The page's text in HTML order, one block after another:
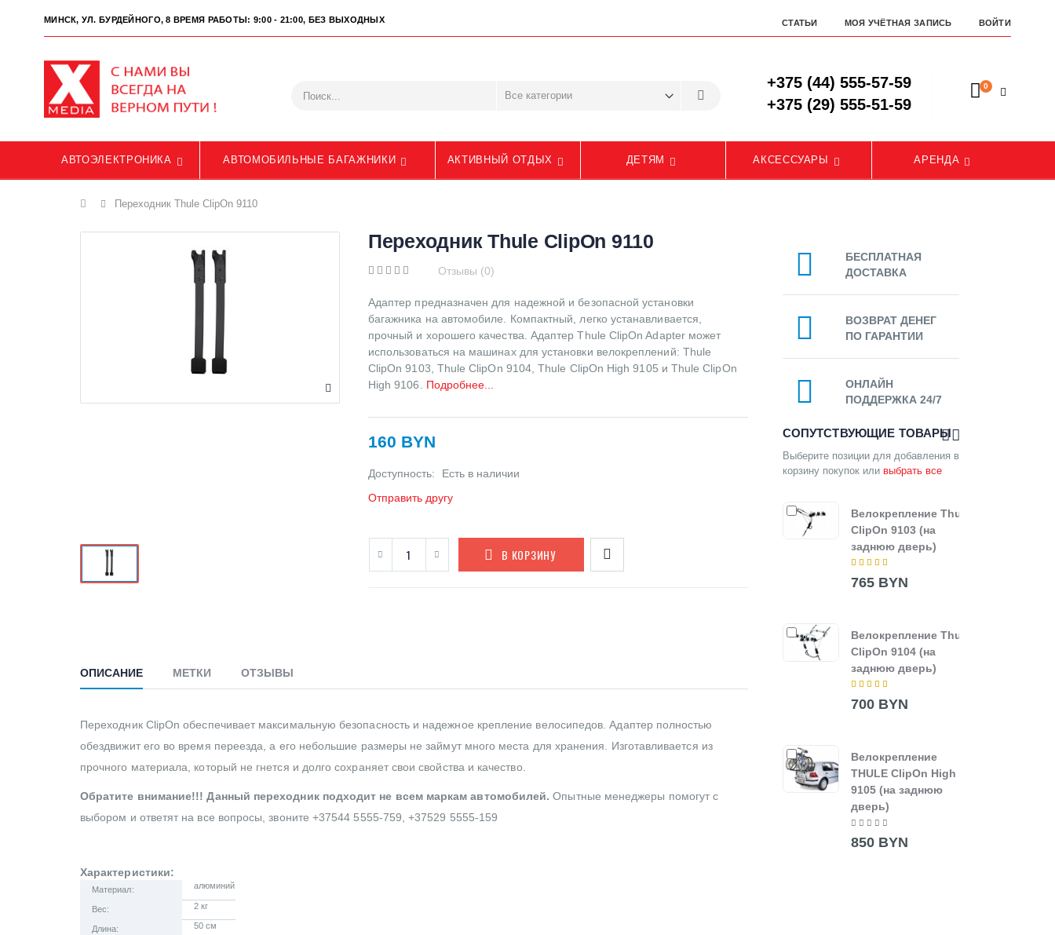
МИНСК, УЛ. БУРДЕЙНОГО, 8 ВРЕМЯ РАБОТЫ: 9:00 - 21:00, БЕЗ ВЫХОДНЫХ СТАТЬИ МОЯ УЧЁТНАЯ ЗАПИСЬ ВОЙТИ
+375 (44) 555-57-59
+375 (29) 555-51-59
0
АВТОЭЛЕКТРОНИКА АВТОМОБИЛЬНЫЕ БАГАЖНИКИ АКТИВНЫЙ ОТДЫХ ДЕТЯМ АКСЕССУАРЫ АРЕНДА
Главная
Переходник Thule ClipOn 9110
Переходник Thule ClipOn 9110
Отзывы (0)
Адаптер предназначен для надежной и безопасной установки
багажника на автомобиле. Компактный, легко устанавливается,
прочный и хорошего качества. Адаптер Thule ClipOn Adapter может
использоваться на машинах для установки велокреплений: Thule
ClipOn 9103, Thule ClipOn 9104, Thule ClipOn High 9105 и Thule ClipOn
High 9106. Подробнее...
160 BYN
Доступность:
Есть в наличии
Отправить другу
В КОРЗИНУ
ОПИСАНИЕ МЕТКИ ОТЗЫВЫ
Переходник ClipOn обеспечивает максимальную безопасность и надежное крепление велосипедов. Адаптер полностью
обездвижит его во время переезда, а его небольшие размеры не займут много места для хранения. Изготавливается из
прочного материала, который не гнется и долго сохраняет свои свойства и качество.
Обратите внимание!!! Данный переходник подходит не всем маркам автомобилей. Опытные менеджеры помогут с
выбором и ответят на все вопросы, звоните +37544 5555-759, +37529 5555-159
Характеристики:
Материал: алюминий
Вес: 2 кг
Длина: 50 см
БЕСПЛАТНАЯ
ДОСТАВКА
ВОЗВРАТ ДЕНЕГ
ПО ГАРАНТИИ
ОНЛАЙН
ПОДДЕРЖКА 24/7
СОПУТСТВУЮЩИЕ ТОВАРЫ
Выберите позиции для добавления в
корзину покупок или выбрать все
Велокрепление Thule
ClipOn 9103 (на
заднюю дверь)
765 BYN
Велокрепление Thule
ClipOn 9104 (на
заднюю дверь)
700 BYN
Велокрепление
THULE ClipOn High
9105 (на заднюю
дверь)
850 BYN